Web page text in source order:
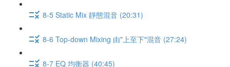
8-5 Static Mix 靜態混音 (20:31)
8-6 Top-down Mixing 由"上至下"混音 (27:24)
8-7 EQ 均衡器 (40:45)